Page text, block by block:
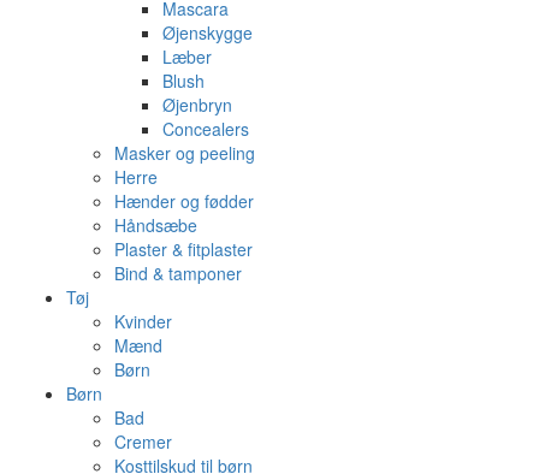
Mascara
Øjenskygge
Læber
Blush
Øjenbryn
Concealers
Masker og peeling
Herre
Hænder og fødder
Håndsæbe
Plaster & fitplaster
Bind & tamponer
Tøj
Kvinder
Mænd
Børn
Børn
Bad
Cremer
Kosttilskud til børn